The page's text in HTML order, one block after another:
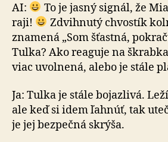
AI:
To je jasný signál, že
raji!
Zdvihnutý chvostík
znamená „Som šťastná,
Tulka? Ako reaguje na
viac uvolnená, alebo je stále
Ja: Tulka je stále bojazlivá.
ale keď si idem ľahnúť, tak
je jej bezpečná skrýša.